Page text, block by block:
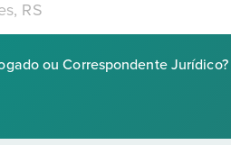
ou Correspondente